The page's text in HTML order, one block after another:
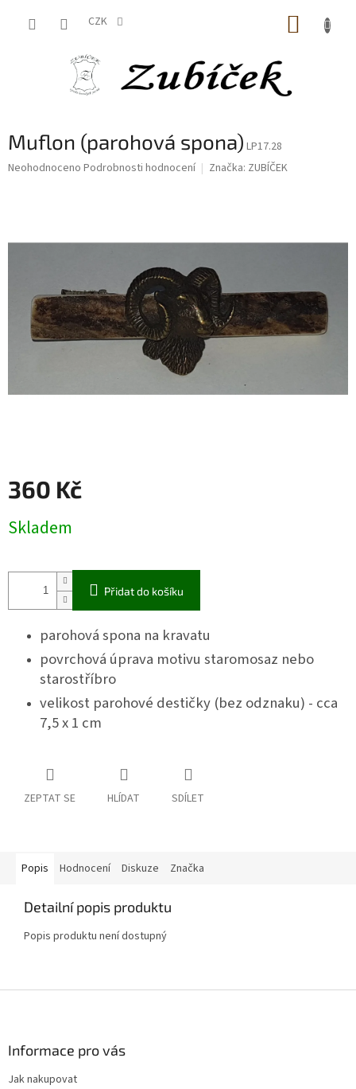
CZK
Muflon (parohová spona) LP17.28
Průměrné
z
Neohodnoceno Podrobnosti hodnocení Značka: ZUBÍČEK
360 Kč
cena:
Skladem
Přidat do košíku
parohová spona na kravatu
povrchová úprava motivu staromosaz nebo
starostříbro
velikost parohové destičky (bez odznaku) - cca
7,5 x 1 cm
ZEPTAT SE HLÍDAT SDÍLET
Popis Hodnocení Diskuze Značka
Detailní popis produktu
Popis produktu není dostupný
Informace pro vás
Jak nakupovat